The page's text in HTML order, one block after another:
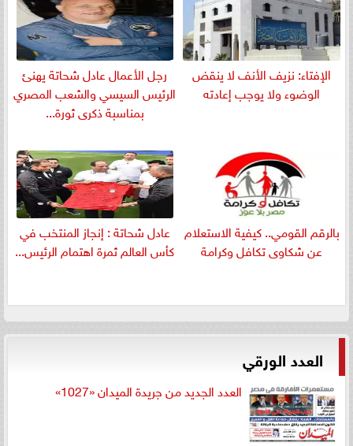
الإفتاء: نزيف الأنف لا ينقض
الوضوء ولا يوجب إعادته
رجل الأعمال عادل شحاتة يهنئ
الرئيس السيسي والشعب المصري
بمناسبة ذكرى ثورة...
بالرقم القومي.. كيفية الاستعلام
عن شكاوى تكافل وكرامة
عادل شحاتة : إنجاز المنتخب في
كأس العالم ثمرة اهتمام الرئيس...
العدد الورقي
العدد الجديد من جريدة الميدان «1027»